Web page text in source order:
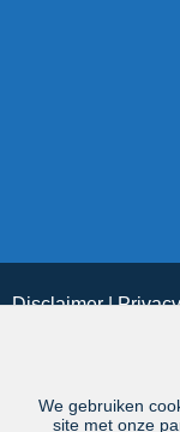
Disclaimer|
We gebruiken
site met onze